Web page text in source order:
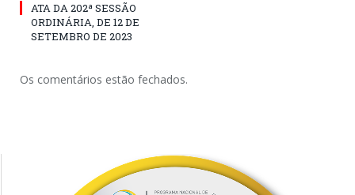
ATA DA 202ª SESSÃO
ORDINÁRIA, DE 12 DE
SETEMBRO DE 2023
Os comentários estão fechados.